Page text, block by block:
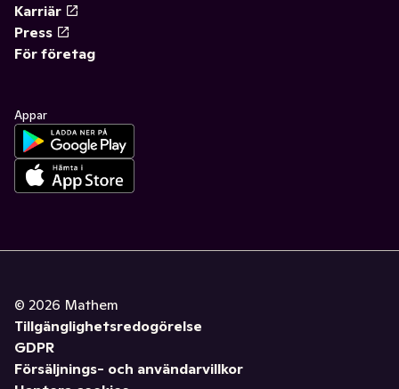
Karriär
Press
För företag
Appar
© 2026 Mathem
Tillgänglighetsredogörelse
GDPR
Försäljnings- och användarvillkor